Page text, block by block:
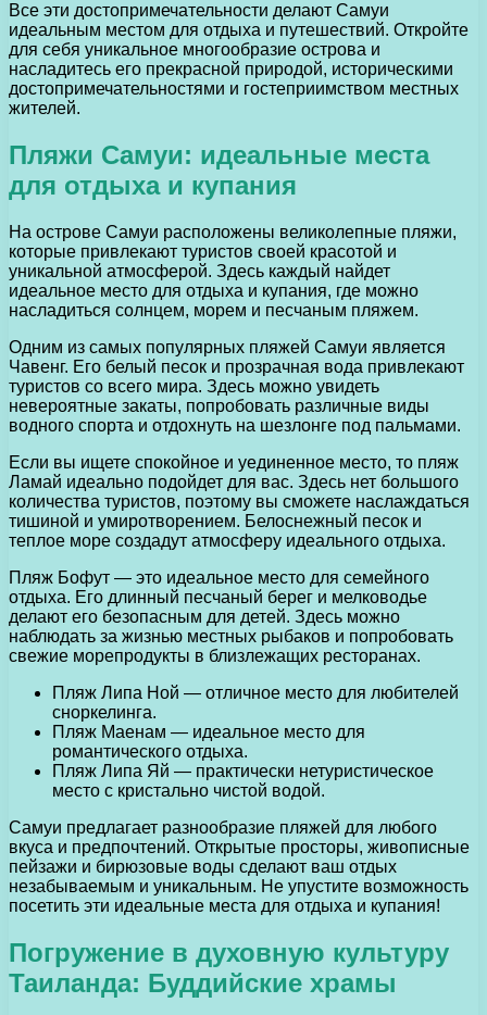
Все эти достопримечательности делают Самуи
идеальным местом для отдыха и путешествий. Откройте
для себя уникальное многообразие острова и
насладитесь его прекрасной природой, историческими
достопримечательностями и гостеприимством местных
жителей.
Пляжи Самуи: идеальные места
для отдыха и купания
На острове Самуи расположены великолепные пляжи,
которые привлекают туристов своей красотой и
уникальной атмосферой. Здесь каждый найдет
идеальное место для отдыха и купания, где можно
насладиться солнцем, морем и песчаным пляжем.
Одним из самых популярных пляжей Самуи является
Чавенг. Его белый песок и прозрачная вода привлекают
туристов со всего мира. Здесь можно увидеть
невероятные закаты, попробовать различные виды
водного спорта и отдохнуть на шезлонге под пальмами.
Если вы ищете спокойное и уединенное место, то пляж
Ламай идеально подойдет для вас. Здесь нет большого
количества туристов, поэтому вы сможете наслаждаться
тишиной и умиротворением. Белоснежный песок и
теплое море создадут атмосферу идеального отдыха.
Пляж Бофут — это идеальное место для семейного
отдыха. Его длинный песчаный берег и мелководье
делают его безопасным для детей. Здесь можно
наблюдать за жизнью местных рыбаков и попробовать
свежие морепродукты в близлежащих ресторанах.
Пляж Липа Ной — отличное место для любителей
сноркелинга.
Пляж Маенам — идеальное место для
романтического отдыха.
Пляж Липа Яй — практически нетуристическое
место с кристально чистой водой.
Самуи предлагает разнообразие пляжей для любого
вкуса и предпочтений. Открытые просторы, живописные
пейзажи и бирюзовые воды сделают ваш отдых
незабываемым и уникальным. Не упустите возможность
посетить эти идеальные места для отдыха и купания!
Погружение в духовную культуру
Таиланда: Буддийские храмы